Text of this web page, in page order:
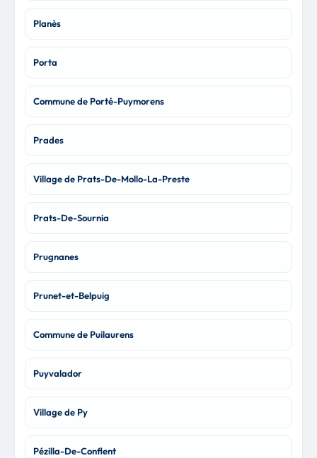
Planès
Porta
Commune de Porté-Puymorens
Prades
Village de Prats-De-Mollo-La-Preste
Prats-De-Sournia
Prugnanes
Prunet-et-Belpuig
Commune de Puilaurens
Puyvalador
Village de Py
Pézilla-De-Conflent